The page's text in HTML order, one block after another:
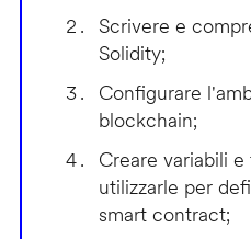
Scrivere e
Solidity;
Configurare
blockchain;
Creare variabili
utilizzarle per
smart contract;